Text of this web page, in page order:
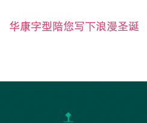
华康字型陪您写下浪漫圣诞